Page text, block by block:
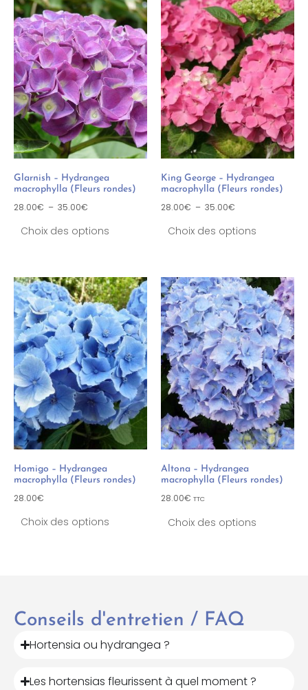
Glarnish – Hydrangea
macrophylla (Fleurs rondes)
28.00€ – 35.00€
Choix des options
King George – Hydrangea
macrophylla (Fleurs rondes)
28.00€ – 35.00€
Choix des options
Homigo – Hydrangea
macrophylla (Fleurs rondes)
28.00€
Choix des options
Altona – Hydrangea
macrophylla (Fleurs rondes)
28.00€ TTC
Choix des options
Conseils d'entretien / FAQ
Hortensia ou hydrangea ?
Les hortensias fleurissent à quel moment ?